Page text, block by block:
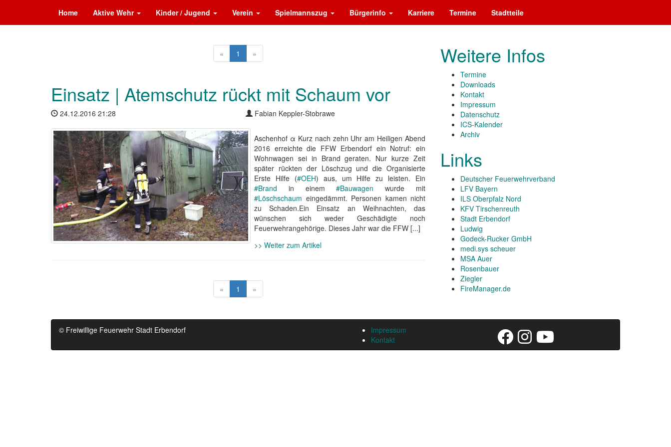
Home Aktive Wehr Kinder / Jugend Verein Spielmannszug Bürgerinfo Karriere Termine Stadtteile
« 1 »
Einsatz | Atemschutz rückt mit Schaum vor
24.12.2016 21:28 Fabian Keppler-Stobrawe
Aschenhof α Kurz nach zehn Uhr am Heiligen Abend
2016 erreichte die FFW Erbendorf ein Notruf: ein
Wohnwagen sei in Brand geraten. Nur kurze Zeit
später rückten der Löschzug und die Organisierte
Erste Hilfe (#OEH) aus, um Hilfe zu leisten. Ein
#Brand in einem#Bauwagen wurde mit
#Löschschaum eingedämmt. Personen kamen nicht
zu Schaden.Ein Einsatz an Weihnachten, das
wünschen sich weder Geschädigte noch
Feuerwehrangehörige. Dieses Jahr war die FFW [...]
>> Weiter zum Artikel
« 1 »
Weitere Infos
Termine
Downloads
Kontakt
Impressum
Datenschutz
ICS-Kalender
Archiv
Links
Deutscher Feuerwehrverband
LFV Bayern
ILS Oberpfalz Nord
KFV Tirschenreuth
Stadt Erbendorf
Ludwig
Godeck-Rucker GmbH
medi.sys scheuer
MSA Auer
Rosenbauer
Ziegler
FireManager.de
© Freiwillige Feuerwehr Stadt Erbendorf
Impressum
Kontakt